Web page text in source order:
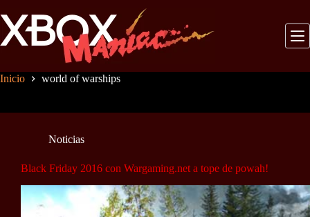
al
contenido
Inicio world of warships
Noticias
Black Friday 2016 con Wargaming.net a tope de powah!